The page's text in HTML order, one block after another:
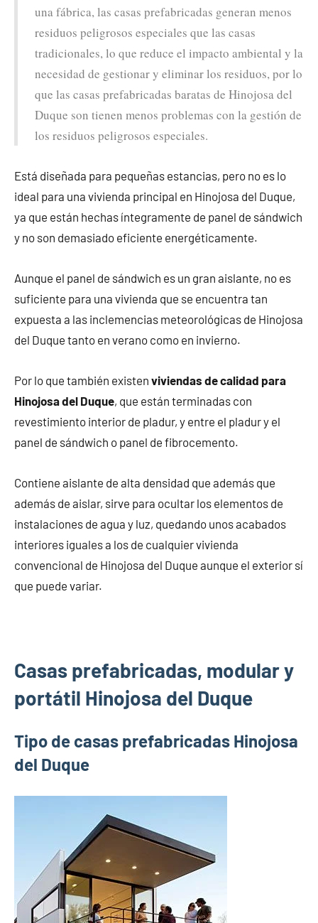
una fábrica, las casas prefabricadas generan menos
residuos peligrosos especiales que las casas
tradicionales, lo que reduce el impacto ambiental y la
necesidad de gestionar y eliminar los residuos, por lo
que las casas prefabricadas baratas de Hinojosa del
Duque son tienen menos problemas con la gestión de
los residuos peligrosos especiales.
Está diseñada para pequeñas estancias, pero no es lo
ideal para una vivienda principal en Hinojosa del Duque,
ya que están hechas íntegramente de panel de sándwich
y no son demasiado eficiente energéticamente.
Aunque el panel de sándwich es un gran aislante, no es
suficiente para una vivienda que se encuentra tan
expuesta a las inclemencias meteorológicas de Hinojosa
del Duque tanto en verano como en invierno.
Por lo que también existen viviendas de calidad para
Hinojosa del Duque, que están terminadas con
revestimiento interior de pladur, y entre el pladur y el
panel de sándwich o panel de fibrocemento.
Contiene aislante de alta densidad que además que
además de aislar, sirve para ocultar los elementos de
instalaciones de agua y luz, quedando unos acabados
interiores iguales a los de cualquier vivienda
convencional de Hinojosa del Duque aunque el exterior sí
que puede variar.
Casas prefabricadas, modular y
portátil Hinojosa del Duque
Tipo de casas prefabricadas Hinojosa
del Duque